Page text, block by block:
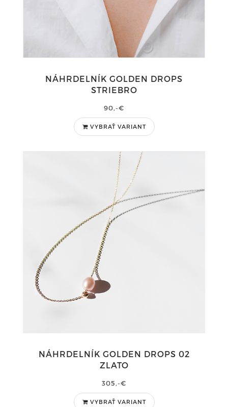
NÁHRDELNÍK GOLDEN DROPS
STRIEBRO
90,-€
VYBRAŤ VARIANT
NÁHRDELNÍK GOLDEN DROPS 02
ZLATO
305,-€
VYBRAŤ VARIANT